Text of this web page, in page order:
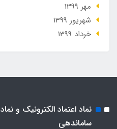
مهر 1399
شهریور 1399
خرداد 1399
نماد اعتماد الکترونیک و نماد
ساماندهی